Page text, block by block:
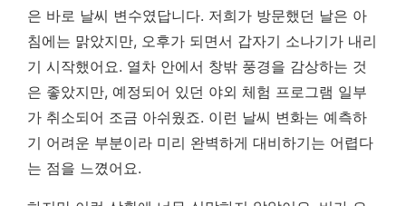
은 바로 날씨 변수였답니다. 저희가 방문했던 날은 아
침에는 맑았지만, 오후가 되면서 갑자기 소나기가 내리
기 시작했어요. 열차 안에서 창밖 풍경을 감상하는 것
은 좋았지만, 예정되어 있던 야외 체험 프로그램 일부
가 취소되어 조금 아쉬웠죠. 이런 날씨 변화는 예측하
기 어려운 부분이라 미리 완벽하게 대비하기는 어렵다
는 점을 느꼈어요.